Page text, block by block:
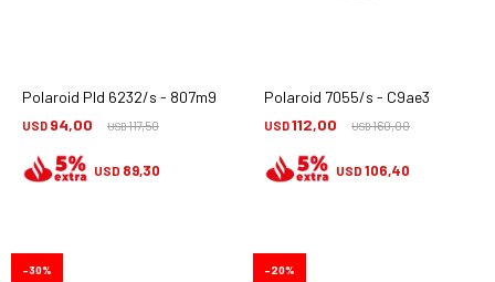
Polaroid Pld 6232/s - 807m9
USD 94,00 USD117,50
USD 89,30
Polaroid 7055/s - C9ae3
USD112,00 USD160,00
USD 106,40
30 20